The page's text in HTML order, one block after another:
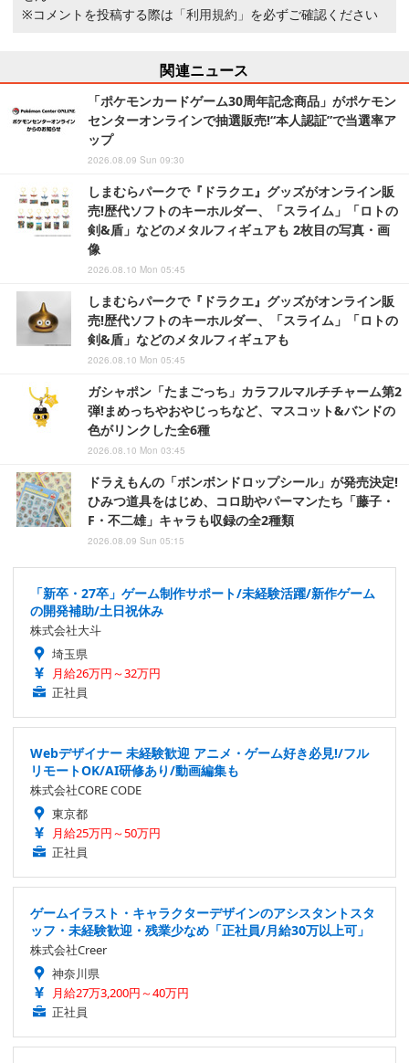
※コメントを投稿する際は 「利用規約」 を必ずご確認ください
関連ニュース
「ポケモンカードゲーム30周年記念商品」がポケモン
センターオンラインで抽選販売!“本人認証”で当選率ア
ップ
2026.08.09 Sun 09:30
しまむらパークで『ドラクエ』グッズがオンライン販
売!歴代ソフトのキーホルダー、「スライム」「ロトの
剣&盾」などのメタルフィギュアも 2枚目の写真・画
像
2026.08.10 Mon 05:45
しまむらパークで『ドラクエ』グッズがオンライン販
売!歴代ソフトのキーホルダー、「スライム」「ロトの
剣&盾」などのメタルフィギュアも
2026.08.10 Mon 05:45
ガシャポン「たまごっち」カラフルマルチチャーム第2
弾!まめっちやおやじっちなど、マスコット&バンドの
色がリンクした全6種
2026.08.10 Mon 03:45
ドラえもんの「ボンボンドロップシール」が発売決定!
ひみつ道具をはじめ、コロ助やパーマンたち「藤子・
F・不二雄」キャラも収録の全2種類
2026.08.09 Sun 05:15
「新卒・27卒」ゲーム制作サポート/未経験活躍/新作ゲーム
の開発補助/土日祝休み
株式会社大斗
埼玉県
月給26万円～32万円
正社員
Webデザイナー 未経験歓迎 アニメ・ゲーム好き必見!/フル
リモートOK/AI研修あり/動画編集も
株式会社CORE CODE
東京都
月給25万円～50万円
正社員
ゲームイラスト・キャラクターデザインのアシスタントスタ
ッフ・未経験歓迎・残業少なめ「正社員/月給30万以上可」
株式会社Creer
神奈川県
月給27万3,200円～40万円
正社員